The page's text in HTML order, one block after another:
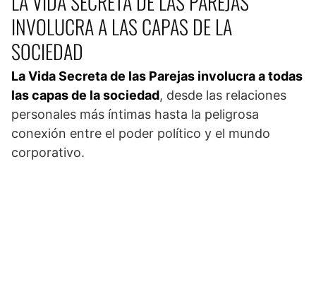
INVOLUCRA A LAS CAPAS DE LA
SOCIEDAD
La Vida Secreta de las Parejas involucra a todas
las capas de la sociedad, desde las relaciones
personales más íntimas hasta la peligrosa
conexión entre el poder político y el mundo
corporativo.